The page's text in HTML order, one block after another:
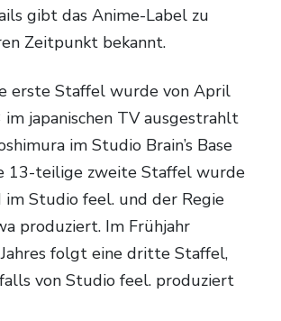
gibt das Anime-Label zu
Zeitpunkt bekannt.
im japanischen TV ausgestrahlt
im Studio Brain’s Base
13-teilige zweite Staffel wurde
im Studio feel. und der Regie
produziert. Im Frühjahr
folgt eine dritte Staffel,
von Studio feel. produziert